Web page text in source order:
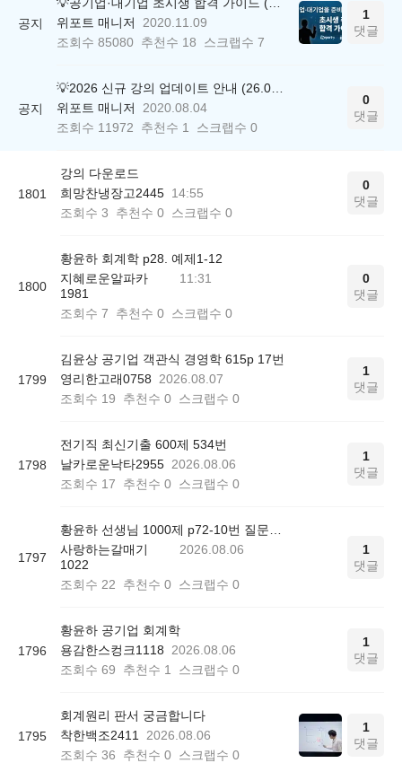
공지
위포트 매니저
2020.11.09
조회수 85080 추천수 18 스크랩수 7
1
댓글
공지
위포트 매니저
2020.08.04
조회수 11972 추천수 1 스크랩수 0
0
댓글
1801
강의 다운로드
희망찬냉장고2445 14:55
조회수 3 추천수 0 스크랩수 0
0
댓글
1800
황윤하 회계학 p28. 예제1-12
지혜로운알파카
1981
11:31
조회수 7 추천수 0 스크랩수 0
0
댓글
1799
김윤상 공기업 객관식 경영학 615p 17번
영리한고래0758
2026.08.07
조회수 19 추천수 0 스크랩수 0
1
댓글
1798
전기직 최신기출 600제 534번
날카로운낙타2955 2026.08.06
조회수 17 추천수 0 스크랩수 0
1
댓글
1797
사랑하는갈매기
1022
2026.08.06
조회수 22 추천수 0 스크랩수 0
1
댓글
1796
황윤하 공기업 회계학
용감한스컹크1118
2026.08.06
조회수 69 추천수 1 스크랩수 0
1
댓글
1795
회계원리 판서 궁금합니다
착한백조2411
2026.08.06
조회수 36 추천수 0 스크랩수 0
1
댓글